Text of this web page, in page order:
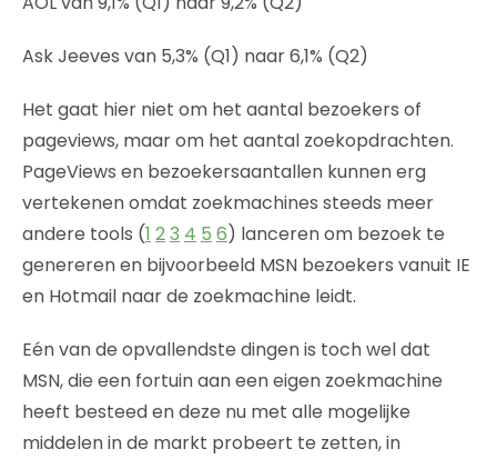
Ask Jeeves van 5,3% (Q1) naar 6,1% (Q2)
Het gaat hier niet om het aantal bezoekers of
pageviews, maar om het aantal zoekopdrachten.
PageViews en bezoekersaantallen kunnen erg
vertekenen omdat zoekmachines steeds meer
andere tools (1 23 4 5 6) lanceren om bezoek te
genereren en bijvoorbeeld MSN bezoekers vanuit IE
en Hotmail naar de zoekmachine leidt.
Eén van de opvallendste dingen is toch wel dat
MSN, die een fortuin aan een eigen zoekmachine
heeft besteed en deze nu met alle mogelijke
middelen in de markt probeert te zetten, in